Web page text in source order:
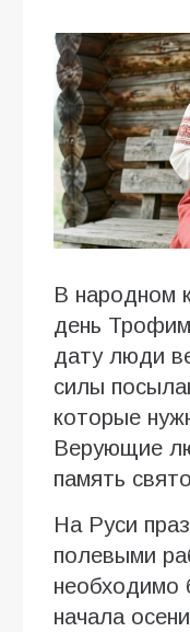
В народном
день
дату люди
силы
которые
Верующие
память
На Руси
полевыми
необходимо
начала